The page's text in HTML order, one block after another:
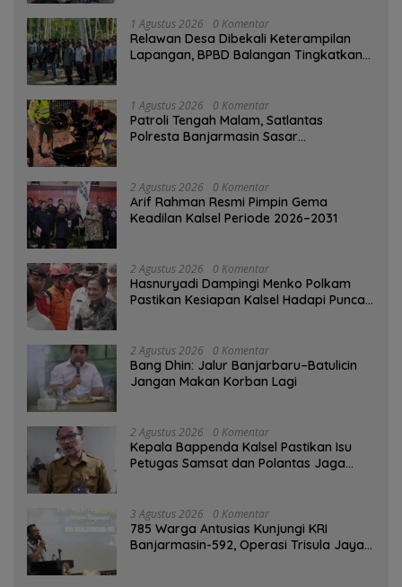
1 Agustus 2026 0 Komentar
Relawan Desa Dibekali Keterampilan
Lapangan, BPBD Balangan Tingkatkan
1 Agustus 2026 0 Komentar
Patroli Tengah Malam, Satlantas
Polresta Banjarmasin Sasar
2 Agustus 2026 0 Komentar
Arif Rahman Resmi Pimpin Gema
Keadilan Kalsel Periode 2026–2031
2 Agustus 2026 0 Komentar
Hasnuryadi Dampingi Menko Polkam
Pastikan Kesiapan Kalsel Hadapi Puncak
2 Agustus 2026 0 Komentar
Bang Dhin: Jalur Banjarbaru–Batulicin
Jangan Makan Korban Lagi
2 Agustus 2026 0 Komentar
Kepala Bappenda Kalsel Pastikan Isu
Petugas Samsat dan Polantas Jaga
3 Agustus 2026 0 Komentar
785 Warga Antusias Kunjungi KRI
Banjarmasin-592, Operasi Trisula Jaya